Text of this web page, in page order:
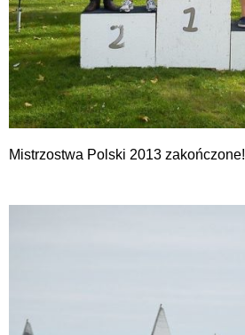
Mistrzostwa Polski 2013 zakończone!